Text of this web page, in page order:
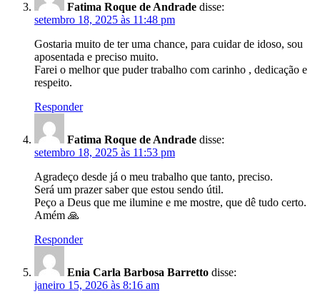
Fatima Roque de Andrade disse:
setembro 18, 2025 às 11:48 pm
Gostaria muito de ter uma chance, para cuidar de idoso, sou
aposentada e preciso muito.
Farei o melhor que puder trabalho com carinho , dedicação e
respeito.
Responder
Fatima Roque de Andrade disse:
setembro 18, 2025 às 11:53 pm
Agradeço desde já o meu trabalho que tanto, preciso.
Será um prazer saber que estou sendo útil.
Peço a Deus que me ilumine e me mostre, que dê tudo certo.
Amém 🙏
Responder
Enia Carla Barbosa Barretto disse:
janeiro 15, 2026 às 8:16 am